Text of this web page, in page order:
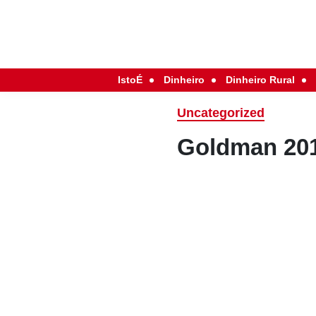
IstoÉ Dinheiro Dinheiro Rural
Uncategorized
Goldman